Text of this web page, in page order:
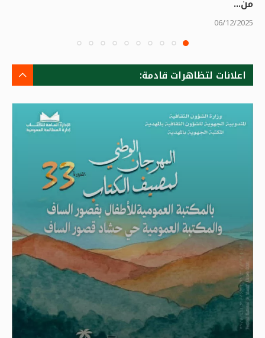
من...
06/12/2025
اعلانات لتظاهرات قادمة: